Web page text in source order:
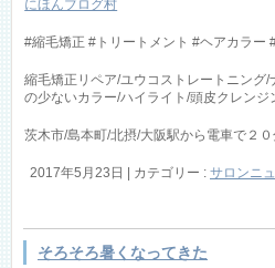
にほんブログ村
#縮毛矯正 #トリートメント #ヘアカラー
縮毛矯正リペア/ユウコストレートニング
の少ないカラー/ハイライト/頭皮クレン
茨木市/島本町/北摂/大阪駅から電車で２
2017年5月23日 カテゴリー : サロンニ
そろそろ暑くなってきた